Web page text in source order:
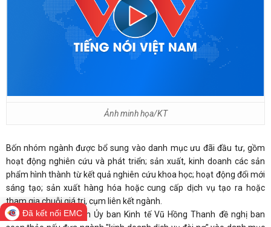
Ảnh minh họa/KT
Bốn nhóm ngành được bổ sung vào danh mục ưu đãi đầu tư, gồm
hoạt động nghiên cứu và phát triển; sản xuất, kinh doanh các sản
phẩm hình thành từ kết quả nghiên cứu khoa học; hoạt động đổi mới
sáng tạo; sản xuất hàng hóa hoặc cung cấp dịch vụ tạo ra hoặc
tham gia chuỗi giá trị, cụm liên kết ngành.
Góp ý kiến,Chủ nhiệm Ủy ban Kinh tế Vũ Hồng Thanh đề nghị ban
Đã kết nối EMC